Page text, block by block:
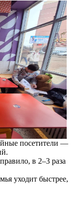
посетители —
в 2–3 раза
уходит быстрее,